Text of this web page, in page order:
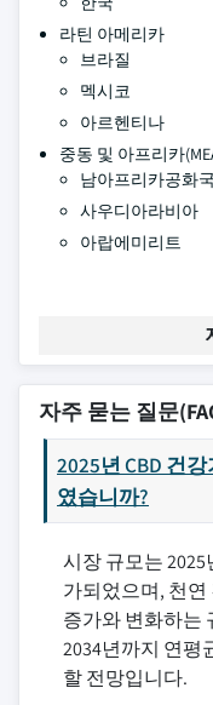
라틴 아메리카
브라질
멕시코
아르헨티나
중동 및 아프리카
남아프리카공화국
사우디아라비아
아랍에미리트
자주 묻는 질문
2025년 CBD 건
였습니까?
시장 규모는 2025
가되었으며, 천
증가와 변화하는
2034년까지 연평
할 전망입니다.